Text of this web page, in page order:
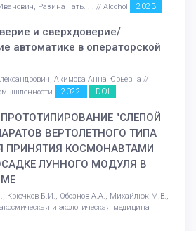
Разина Тать. . . // Alcohol
2023
и сверхдоверие/
автоматике в операторской
Акимова Анна Юрьевна //
2022 DOI
"СЛЕПОЙ
ВЕРТОЛЕТНОГО ТИПА
ПРИНЯТИЯ КОСМОНАВТАМИ
ЛУННОГО МОДУЛЯ В
Крючков Б.И., Обознов А.А., Михайлюк М.В.,
и экологическая медицина